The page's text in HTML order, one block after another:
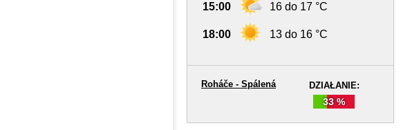
15:00 16 do 17 °C
18:00 13 do 16 °C
DZIAŁANIE:
33 %
Roháče - Spálená